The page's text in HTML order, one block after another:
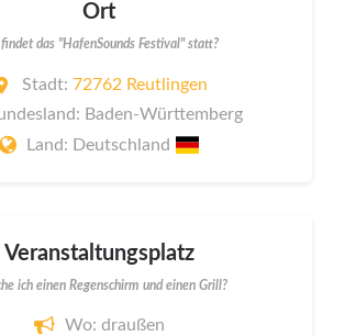
Ort
das "HafenSounds Festival" statt?
Stadt: 72762 Reutlingen
Baden-Württemberg
Land: Deutschland
Veranstaltungsplatz
ich einen Regenschirm und einen Grill?
Wo: draußen